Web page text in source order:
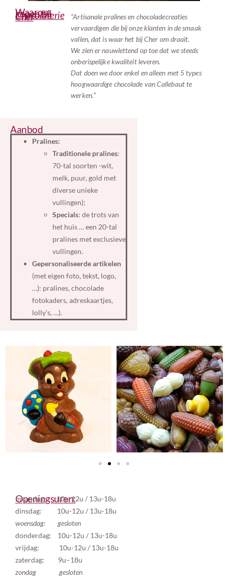
Waarom
kopen bij
Chocolaterie
Cher
“Artisanale pralines en chocoladecreaties
vervaardigen die bij onze klanten in de smaak
vallen, dat is waar het bij Cher om draait.
We zien er nauwlettend op toe dat we steeds
onberispelijke kwaliteit leveren.
Dat doen we door enkel en alleen met 5 types
hoogwaardige chocolade van Callebaut te
werken.”
Aanbod
Pralines:
Traditionele pralines:
70-tal soorten -wit,
melk, puur, gold met
diverse unieke
vullingen);
Specials: de trots van
het huis … een 20-tal
pralines met exclusieve
vullingen.
Gepersonaliseerde artikelen
(met eigen foto, tekst, logo,
…): pralines, chocolade
fotokaders, adreskaartjes,
lolly’s, …).
Openingsuren:
maandag: 10u-12u / 13u-18u
dinsdag: 10u-12u / 13u-18u
woensdag: gesloten
donderdag: 10u-12u / 13u-18u
vrijdag:
10u-12u / 13u-18u
zaterdag: 9u–18u
zondag gesloten